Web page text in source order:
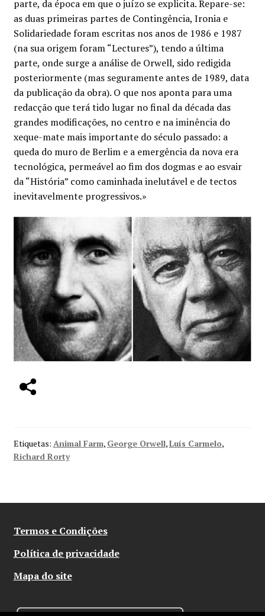
parte, da época em que o juízo se explicita. Repare-se:
as duas primeiras partes de Contingência, Ironia e
Solidariedade foram escritas nos anos de 1986 e 1987
(na sua origem foram “Lectures”), tendo a última
parte, onde surge a análise de Orwell, sido redigida
posteriormente (mas seguramente antes de 1989, data
da publicação da obra). O que nos aponta para uma
redacção que terá tido lugar no final da década das
grandes modificações, no centro e na iminência do
xeque-mate mais importante do século passado: a
queda do muro de Berlim e a emergência da nova era
tecnológica, permeável ao fim dos dogmas e ao esvair
da “História” como caminhada inelutável e de tectos
inevitavelmente progressivos.»
Etiquetas: Animal Farm, George Orwell,Luís Carmelo,
Richard Rorty
Termos e Condições
Política de privacidade
Mapa do site